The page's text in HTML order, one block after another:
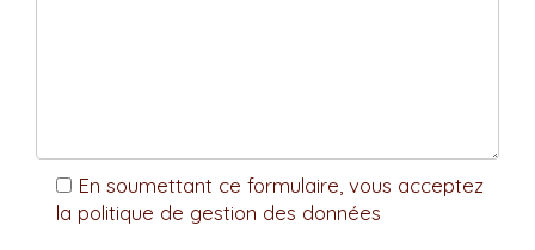
En soumettant ce formulaire, vous acceptez
la politique de gestion des données